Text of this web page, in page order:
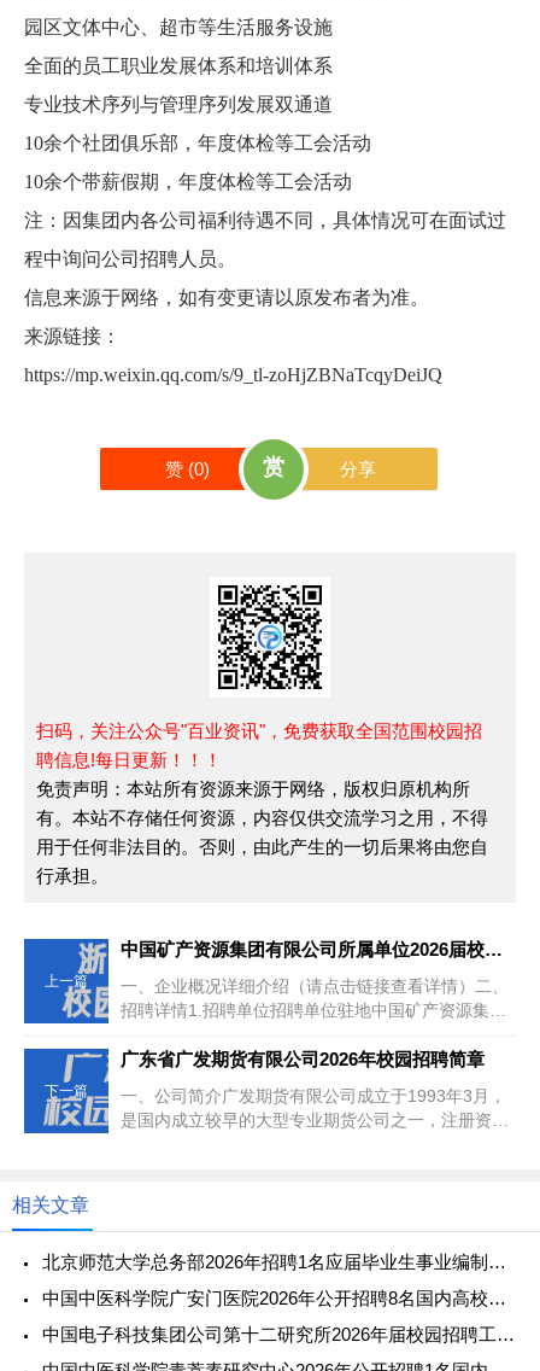
园区文体中心、超市等生活服务设施
全面的员工职业发展体系和培训体系
专业技术序列与管理序列发展双通道
10余个社团俱乐部，年度体检等工会活动
10余个带薪假期，年度体检等工会活动
注：因集团内各公司福利待遇不同，具体情况可在面试过
程中询问公司招聘人员。
信息来源于网络，如有变更请以原发布者为准。
来源链接：
https://mp.weixin.qq.com/s/9_tl-zoHjZBNaTcqyDeiJQ
赞 (0) 赏 分享
扫码，关注公众号"百业资讯"，免费获取全国范围校园招
聘信息!每日更新！！！
免责声明：本站所有资源来源于网络，版权归原机构所
有。本站不存储任何资源，内容仅供交流学习之用，不得
用于任何非法目的。否则，由此产生的一切后果将由您自
行承担。
上一篇
中国矿产资源集团有限公司所属单位2026届校园招聘公告
一、企业概况详细介绍（请点击链接查看详情）二、
招聘详情1.招聘单位招聘单位驻地中国矿产资源集团
下一篇
广东省广发期货有限公司2026年校园招聘简章
一、公司简介广发期货有限公司成立于1993年3月，
是国内成立较早的大型专业期货公司之一，注册资本
相关文章
北京师范大学总务部2026年招聘1名应届毕业生事业编制管理人员启事
中国中医科学院广安门医院2026年公开招聘8名国内高校应届毕业生公告（第二批）
中国电子科技集团公司第十二研究所2026年届校园招聘工作人员